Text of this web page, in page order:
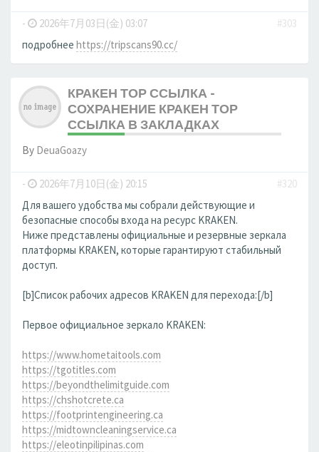
- 2026年7月03日(金) 03:07
#303
подробнее https://tripscans90.cc/
КРАКЕН ТОР ССЫЛКА -
СОХРАНЕНИЕ КРАКЕН ТОР
ССЫЛКА В ЗАКЛАДКАХ
By DeuaGoazy
- 2026年7月10日(金) 20:15
#320
Для вашего удобства мы собрали действующие и
безопасные способы входа на ресурс KRAKEN.
Ниже представлены официальные и резервные зеркала
платформы KRAKEN, которые гарантируют стабильный
доступ.
[b]Список рабочих адресов KRAKEN для перехода:[/b]
Первое официальное зеркало KRAKEN:
https://www.hometaitools.com
https://tgotitles.com
https://beyondthelimitguide.com
https://chshotcrete.ca
https://footprintengineering.ca
https://midtowncleaningservice.ca
https://eleotinpilipinas.com